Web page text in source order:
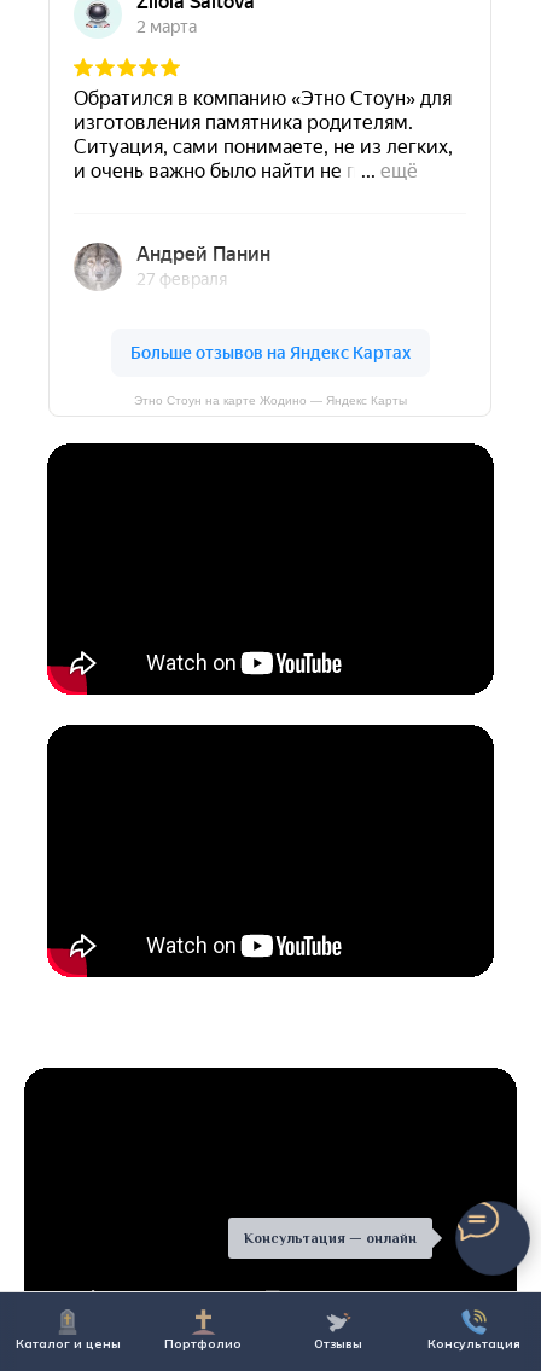
Каталог и цены Портфолио Отзывы Консультация
Консультация — онлайн
Этно Стоун на карте Жодино — Яндекс Карты